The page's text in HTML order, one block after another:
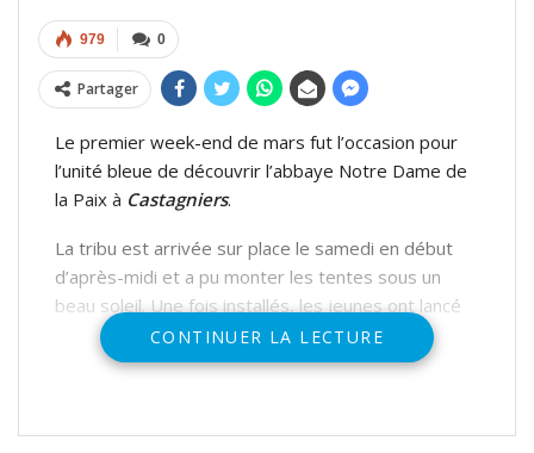
0
979
Partager
Le premier week-end de mars fut l’occasion pour
l’unité bleue de découvrir l’abbaye Notre Dame de
la Paix à Castagniers.
La tribu est arrivée sur place le samedi en début
d’après-midi et a pu monter les tentes sous un
beau soleil. Une fois installés, les jeunes ont lancé
leur projet d’année :
chaque équipage a écrit des messages adressés
CONTINUER LA LECTURE